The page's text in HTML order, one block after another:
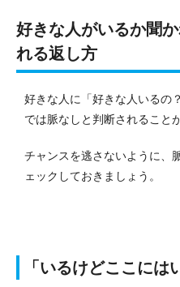
好きな人がいるか聞
れる返し方
好きな人に「好きな人いるの
では脈なしと判断されること
チャンスを逃さないように、
ェックしておきましょう。
「いるけどここには